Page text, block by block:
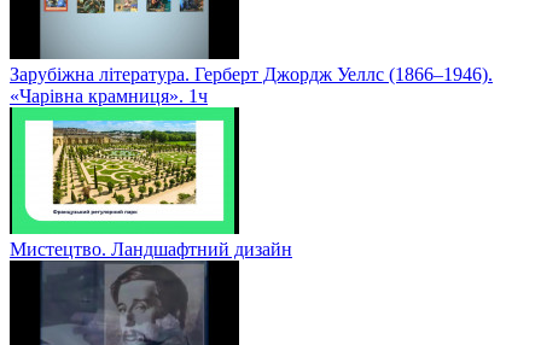
Зарубіжна література. Герберт Джордж Уеллс (1866–1946).
«Чарівна крамниця». 1ч
Мистецтво. Ландшафтний дизайн